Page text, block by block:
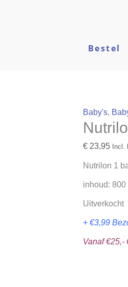
Bestel
Baby's,
€ 23,95 Incl.
Nutrilon 1
inhoud: 800
Uitverkocht
+ €3,99
Vanaf €25,-